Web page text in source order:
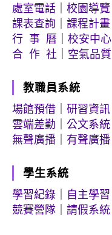
處室電話
校園導覽
課表查詢
課程計畫
行 事 曆
校安中心
合 作 社
空氣品質
教職員系統
場館預借
研習資訊
雲端差勤
公文系統
無聲廣播
有聲廣播
學生系統
學習紀錄
自主學習
競賽營隊
請假系統